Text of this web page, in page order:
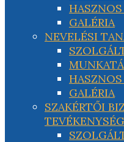
GALÉRIA
NEVELÉSI
GALÉRIA
SZAKÉRTŐI
TEVÉKENYSÉG